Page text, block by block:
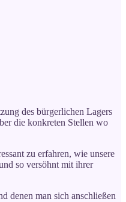
des bürgerlichen Lagers
die konkreten Stellen wo
zu erfahren, wie unsere
so versöhnt mit ihrer
denen man sich anschließen